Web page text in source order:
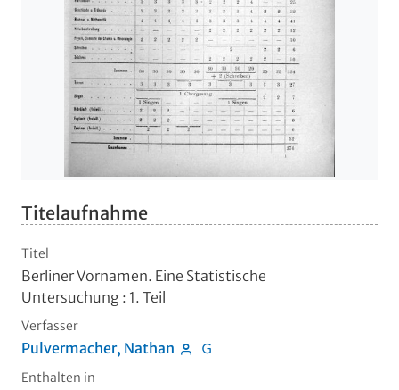
Titelaufnahme
Titel
Berliner Vornamen. Eine Statistische
Untersuchung : 1. Teil
Verfasser
Pulvermacher, Nathan
Enthalten in